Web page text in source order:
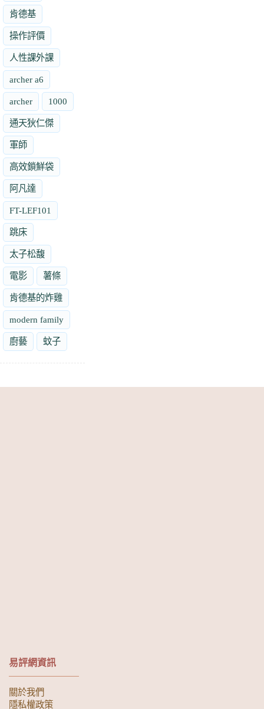
肯德基
操作評價
人性課外課
archer a6
archer 1000
通天狄仁傑
軍師
高效鎖鮮袋
阿凡達
FT-LEF101
跳床
太子松馥
電影 薯條
肯德基的炸雞
modern family
廚藝 蚊子
易評網資訊
關於我們
隱私權政策